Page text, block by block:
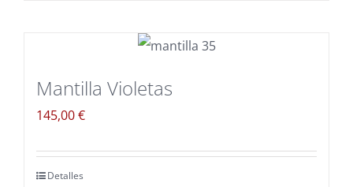
Mantilla Violetas
145,00€
Detalles